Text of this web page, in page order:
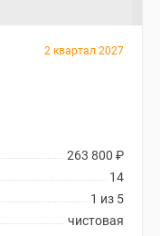
2 квартал 2027
263 800 ₽
14
1 из 5
чистовая